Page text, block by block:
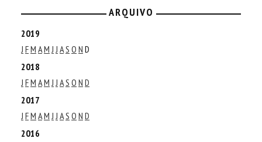
ARQUIVO
2019
J FM AM J J AS O N D
2018
J FM AM J J AS O N D
2017
J FM AM J J AS O N D
2016